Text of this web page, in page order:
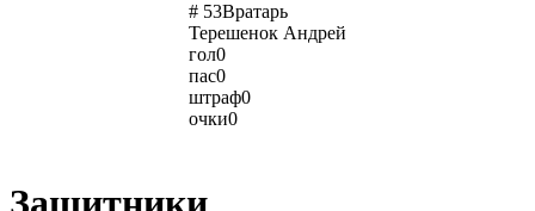
# 53Вратарь
Терешенок Андрей
гол0
пас0
штраф0
очки0
Защитники